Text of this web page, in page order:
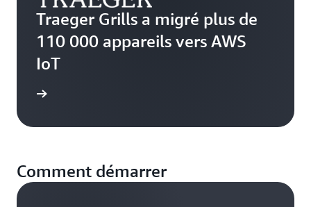
Traeger Grills a migré plus de
110 000 appareils vers AWS
IoT
Comment démarrer